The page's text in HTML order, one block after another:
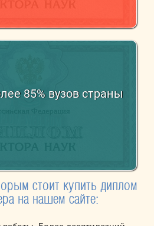
85% вузов страны
стоит купить диплом
на нашем сайте: